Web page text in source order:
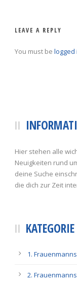
LEAVE A REPLY
You must be logged
Hier stehen alle
Neuigkeiten rund
deine Suche
die dich zur Zeit
KATEGORIE
1.
2.